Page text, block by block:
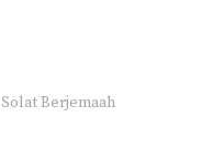
Solat Berjemaah